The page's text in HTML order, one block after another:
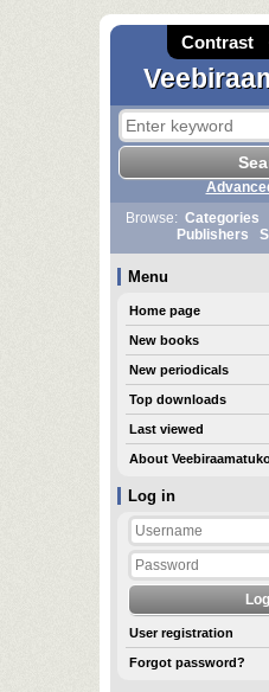
Contrast
Log in
User registration
Forgot password?
Browse: Categories
Publishers
Menu
Home page
New books
New periodicals
Top downloads
Last viewed
About